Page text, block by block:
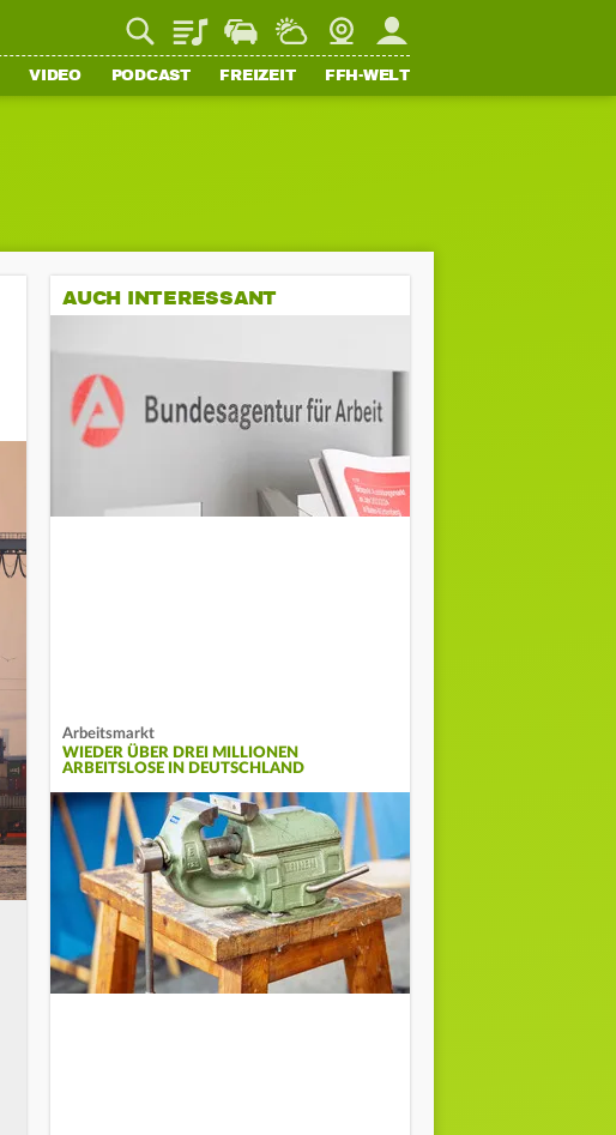
PlaylistStaupilotWetterWebcamMein FFH
VIDEO PODCAST FREIZEIT FFH-WELT
AUCH INTERESSANT
Arbeitsmarkt
WIEDER ÜBER DREI MILLIONEN
ARBEITSLOSE IN DEUTSCHLAND